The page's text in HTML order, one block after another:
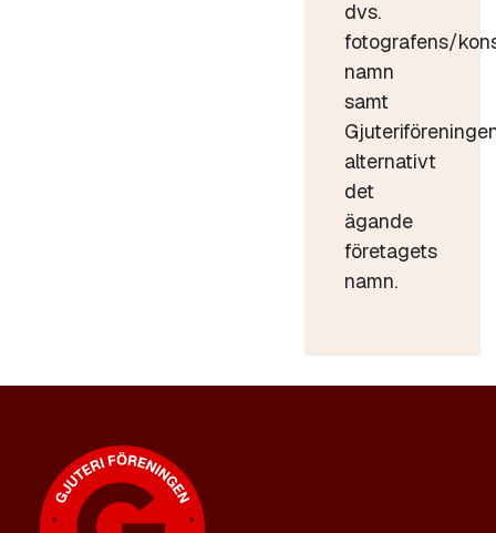
dvs.
fotografens/
namn
samt
alternativt
det
ägande
företagets
namn.